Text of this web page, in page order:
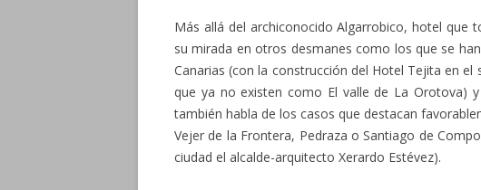
Más allá del archiconocido Algarrobico, hotel que
su mirada en otros desmanes como los que se
Canarias (con la construcción del Hotel Tejita en
que ya no existen como El valle de La Orotova)
también habla de los casos que destacan
Vejer de la Frontera, Pedraza o Santiago de
ciudad el alcalde-arquitecto Xerardo Estévez).